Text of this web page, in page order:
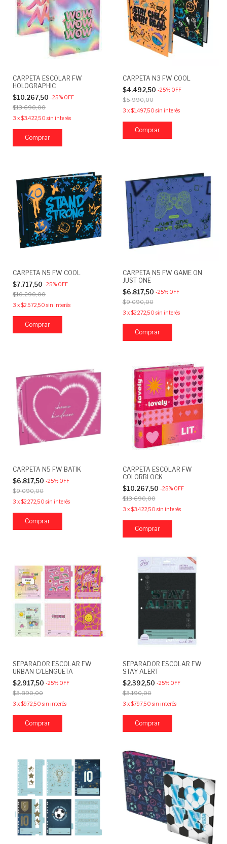
CARPETA ESCOLAR FW
HOLOGRAPHIC
$10.267,50 -25% OFF
$13.690,00
3 x$3.422,50 sin interés
Comprar
CARPETA N3 FW COOL
$4.492,50 -25% OFF
$5.990,00
3 x$1.497,50 sin interés
Comprar
CARPETA N5 FW COOL
$7.717,50 -25% OFF
$10.290,00
3 x$2.572,50 sin interés
CARPETA N5 FW GAME ON
JUST ONE
$6.817,50 -25% OFF
$9.090,00
3 x$2.272,50 sin interés
CARPETA N5 FW BATIK
$6.817,50 -25% OFF
$9.090,00
3 x$2.272,50 sin interés
CARPETA ESCOLAR FW
COLORBLOCK
$10.267,50 -25% OFF
$13.690,00
3 x$3.422,50 sin interés
Comprar
SEPARADOR ESCOLAR FW
URBAN C/LENGUETA
$2.917,50 -25% OFF
$3.890,00
3 x$972,50 sin interés
SEPARADOR ESCOLAR FW
STAY ALERT
$2.392,50 -25% OFF
$3.190,00
3 x$797,50 sin interés